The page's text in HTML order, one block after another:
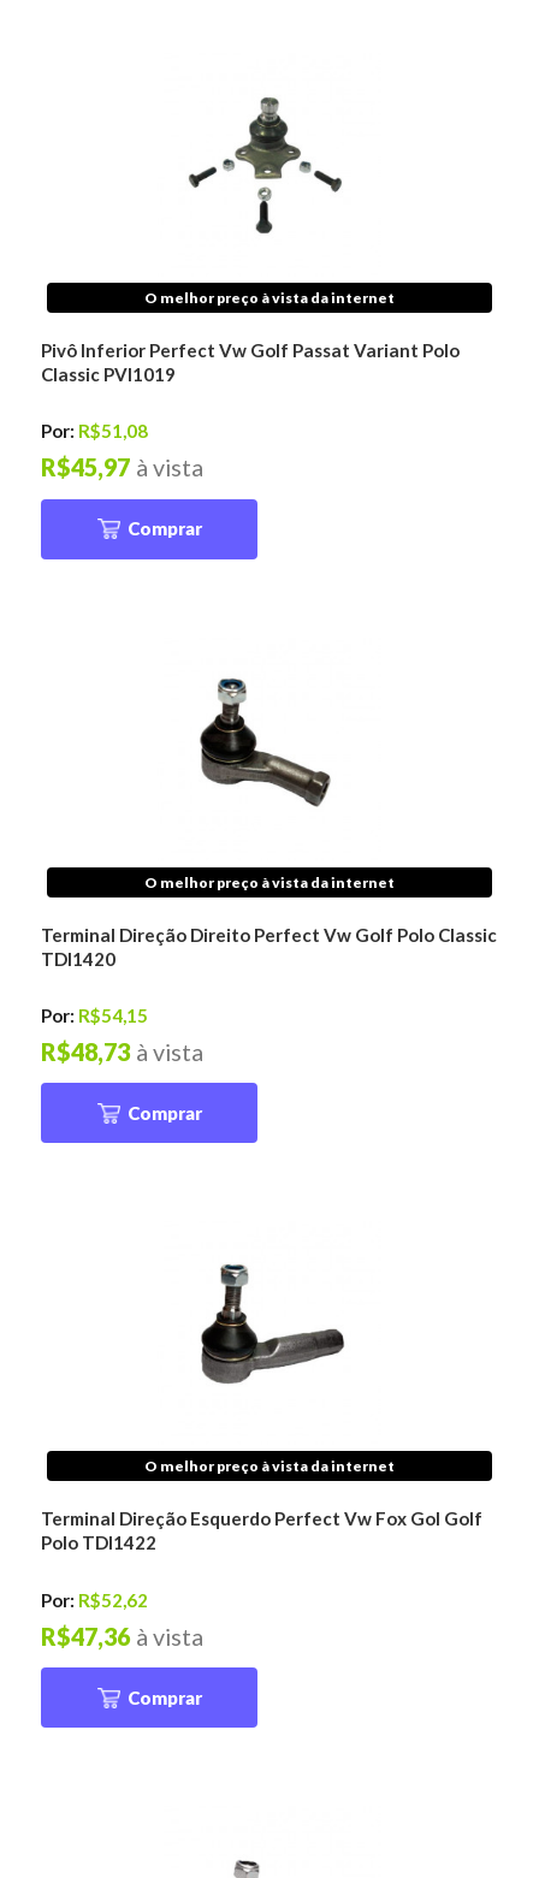
O melhor preço à vista da internet
Pivô Inferior Perfect Vw Golf Passat Variant Polo
Classic PVI1019
Por: R$51,08
à vista
R$45,97
Comprar
O melhor preço à vista da internet
Terminal Direção Direito Perfect Vw Golf Polo Classic
TDI1420
Por: R$54,15
à vista
R$48,73
Comprar
O melhor preço à vista da internet
Terminal Direção Esquerdo Perfect Vw Fox Gol Golf
Polo TDI1422
Por: R$52,62
à vista
R$47,36
Comprar